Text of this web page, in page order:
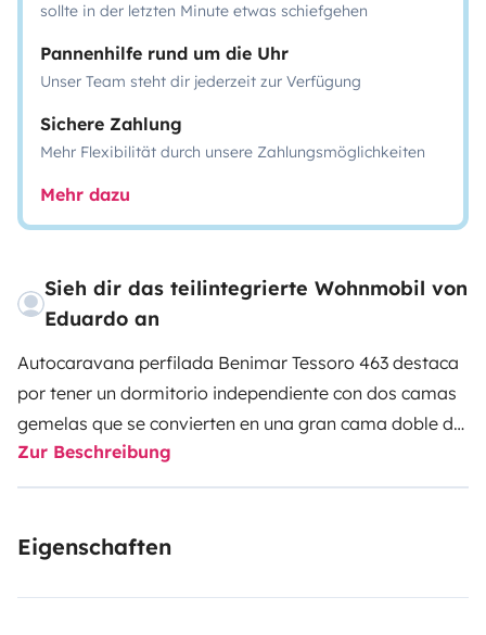
sollte in der letzten Minute etwas schiefgehen
Pannenhilfe rund um die Uhr
Unser Team steht dir jederzeit zur Verfügung
Sichere Zahlung
Mehr Flexibilität durch unsere Zahlungsmöglichkeiten
Mehr dazu
Sieh dir das teilintegrierte Wohnmobil von
Eduardo an
Autocaravana perfilada Benimar Tessoro 463 destaca
por tener un dormitorio independiente con dos camas
gemelas que se convierten en una gran cama doble de
175×215 cm. Es un modelo amplio con una distribución
confortable para viajar en pareja o con los niños. Este
dormir. Otra cama doble es abatible del techo en la
Zur Beschreibung
Eigenschaften